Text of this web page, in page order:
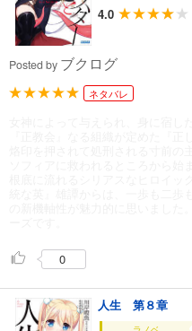
4.0
Posted by ブクログ
ネタバレ
0
人生 第８章